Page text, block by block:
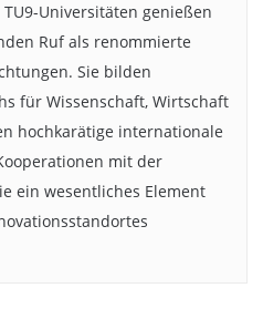
Universitäten genießen
Ruf als renommierte
Sie bilden
für Wissenschaft, Wirtschaft
hochkarätige internationale
mit der
ein wesentliches Element